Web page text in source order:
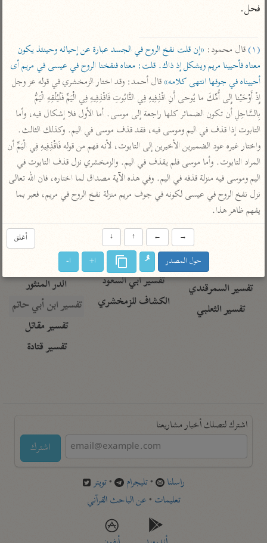
جمع الأقوال
تفسير الماوردي
منتقاة
تفسير ابن القيم
تفسير ابن تيمية
عامّة
تفسير السمعاني
تفسير مكّي
محاسن التأويل
للقاسمي
تفسير الثعالبي
تفسير السمرقندي
تفسير الثعلبي
أخرى
أضواء البيان
نظم الدرر للبقاعي
لغة وبلاغة
التحرير والتنوير
المحرر الوجيز لابن
البحر المحيط لأبي
حيان
البسيط للواحدي
تفسير أبي السعود
الكشاف للزمخشري
مركَّزة العبارة
تفسير الجلالين
جامع البيان للإيجي
تفسير البيضاوي
تفسير النسفي
الوجيز للواحدي
تفسير ابن أبي زمنين
موسوعة التفسير
الدر المنثور
تفسير ابن أبي حاتم
تفسير مقاتل
تفسير قتادة
اشترك لتصلك أخبار مشاريعنا
اشترك
راسلنا •تليجرام •تويتر
تعليمات •عن الباحث القرآني
فحل.
(١) قال محمود:
أحييناه في جوفها انتهى كلامه»
يفهم ظاهر هذا.
أغلق →
←
↑
↓
حول المصدر ا+ ا-